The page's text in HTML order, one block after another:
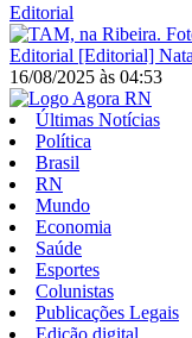
Editorial
Editorial [Editorial]
16/08/2025 às 04:53
Últimas Notícias
Política
Brasil
RN
Mundo
Economia
Saúde
Esportes
Colunistas
Publicações Legais
Edição digital